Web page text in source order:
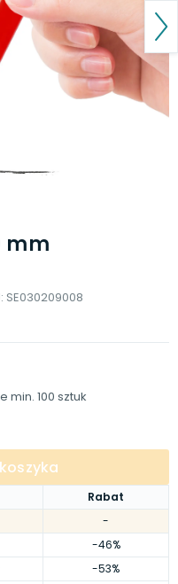
mm
SE030209008
Rabat
-
-46%
-53%
min. 100 sztuk